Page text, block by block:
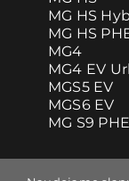
MG HS
MG HS
MG4
MG4 EV
MGS5 EV
MGS6 EV
MG S9